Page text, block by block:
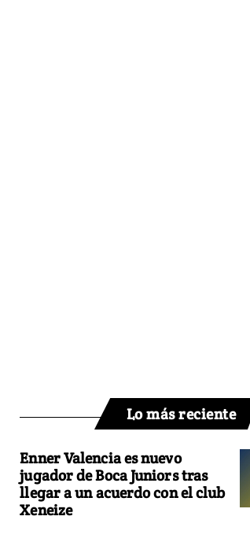
Lo más reciente
Enner Valencia es nuevo
jugador de Boca Juniors tras
llegar a un acuerdo con el club
Xeneize